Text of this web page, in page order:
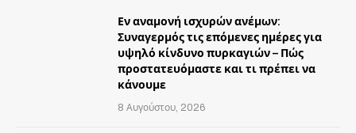
Εν αναμονή ισχυρών ανέμων:
Συναγερμός τις επόμενες ημέρες για
υψηλό κίνδυνο πυρκαγιών – Πώς
προστατευόμαστε και τι πρέπει να
κάνουμε
8 Αυγούστου, 2026